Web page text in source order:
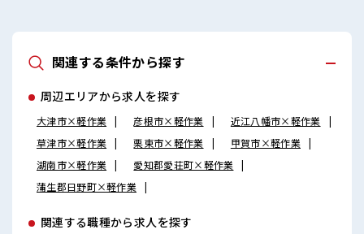
関連する条件から探す
周辺エリアから求人を探す
大津市×軽作業 彦根市×軽作業
近江八幡市×軽作業
草津市×軽作業
栗東市×軽作業
甲賀市×軽作業
湖南市×軽作業
愛知郡愛荘町×軽作業
蒲生郡日野町×軽作業
関連する職種から求人を探す